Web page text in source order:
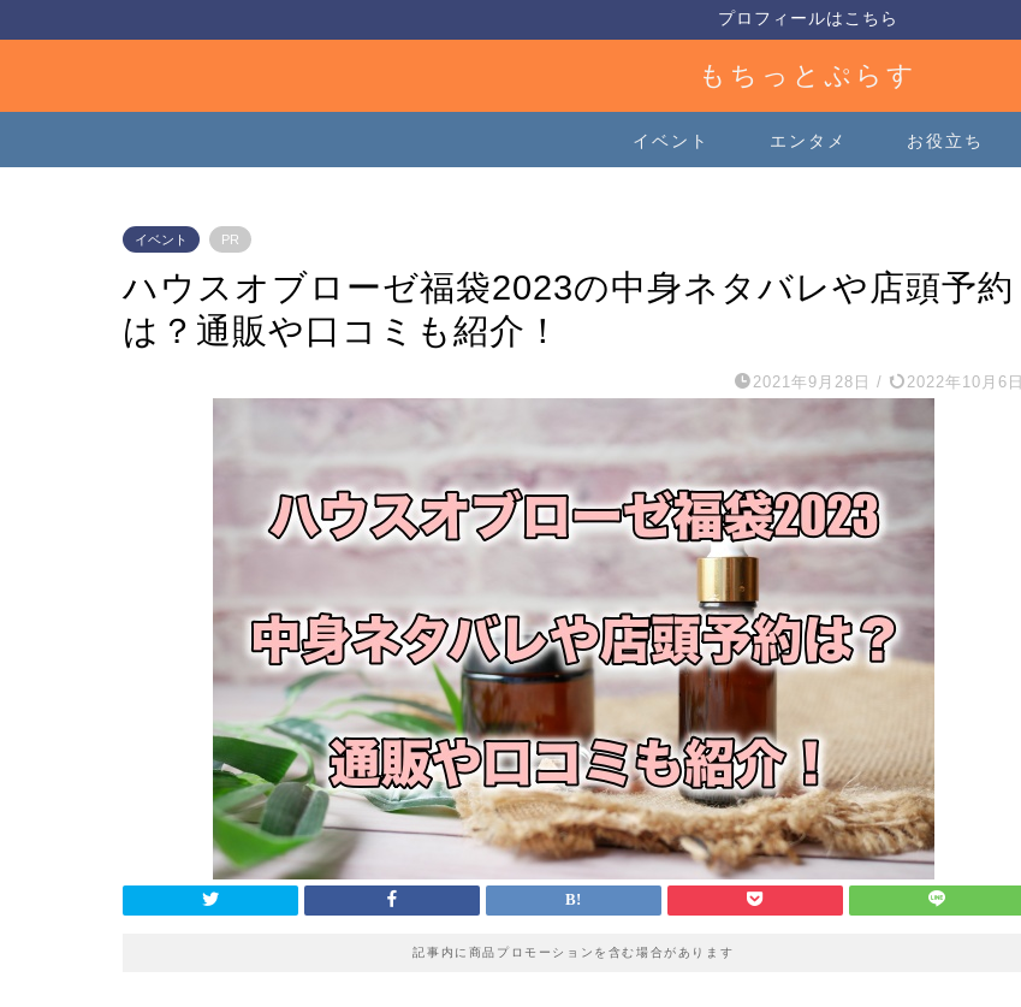
プロフィールはこちら
もちっとぷらす
イベント エンタメ お役立ち
イベント PR
ハウスオブローゼ福袋2023の中身ネタバレや店頭予約
は？通販や口コミも紹介！
2021年9月28日 / 2022年10月6日
記事内に商品プロモーションを含む場合があります